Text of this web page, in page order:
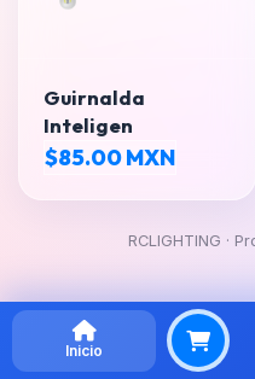
Inicio
Guirnalda
Inteligen
$85.00 MXN
RCLIGHTING ·